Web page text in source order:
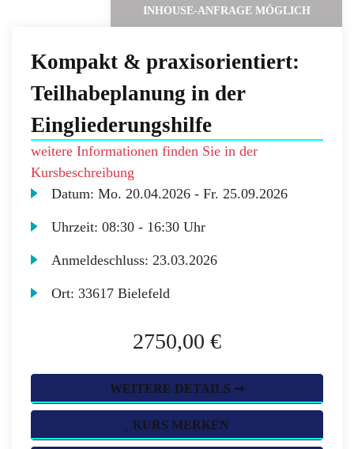
INHOUSE-ANFRAGE MÖGLICH
Kompakt & praxisorientiert:
Teilhabeplanung in der
Eingliederungshilfe
weitere Informationen finden Sie in der
Kursbeschreibung
Datum:Mo. 20.04.2026 -Fr. 25.09.2026
Uhrzeit:08:30 - 16:30 Uhr
Anmeldeschluss:23.03.2026
Ort:33617 Bielefeld
2750,00 €
WEITERE DETAILS ➞
KURS MERKEN